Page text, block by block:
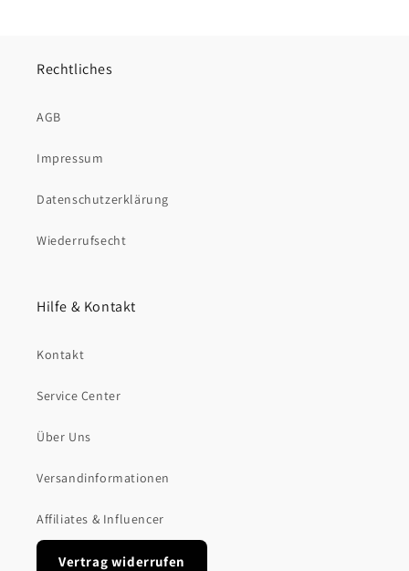
Rechtliches
AGB
Impressum
Datenschutzerklärung
Wiederrufsecht
Hilfe & Kontakt
Kontakt
Service Center
Über Uns
Versandinformationen
Affiliates & Influencer
Vertrag widerrufen